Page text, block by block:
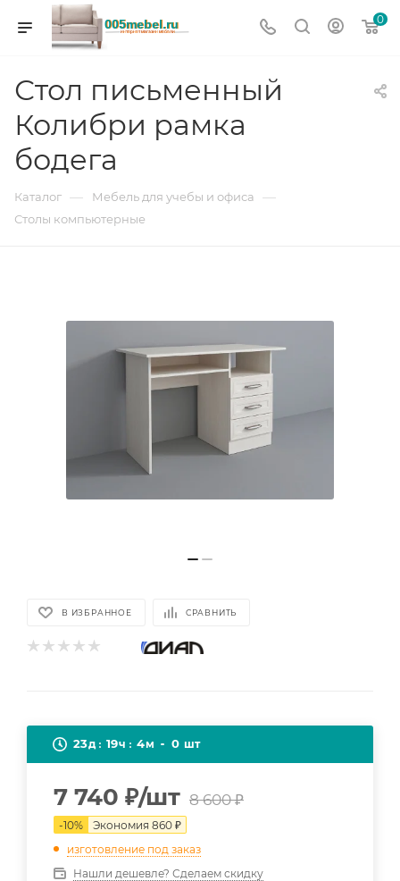
0
Стол письменный
Колибри рамка
бодега
Каталог — Мебель для учебы и офиса —
Столы компьютерные
В ИЗБРАННОЕ СРАВНИТЬ
23д 19ч 4м 0 шт
7 740 ₽/шт 8 600₽
-10% Экономия 860 ₽
изготовление под заказ
Нашли дешевле? Сделаем скидку